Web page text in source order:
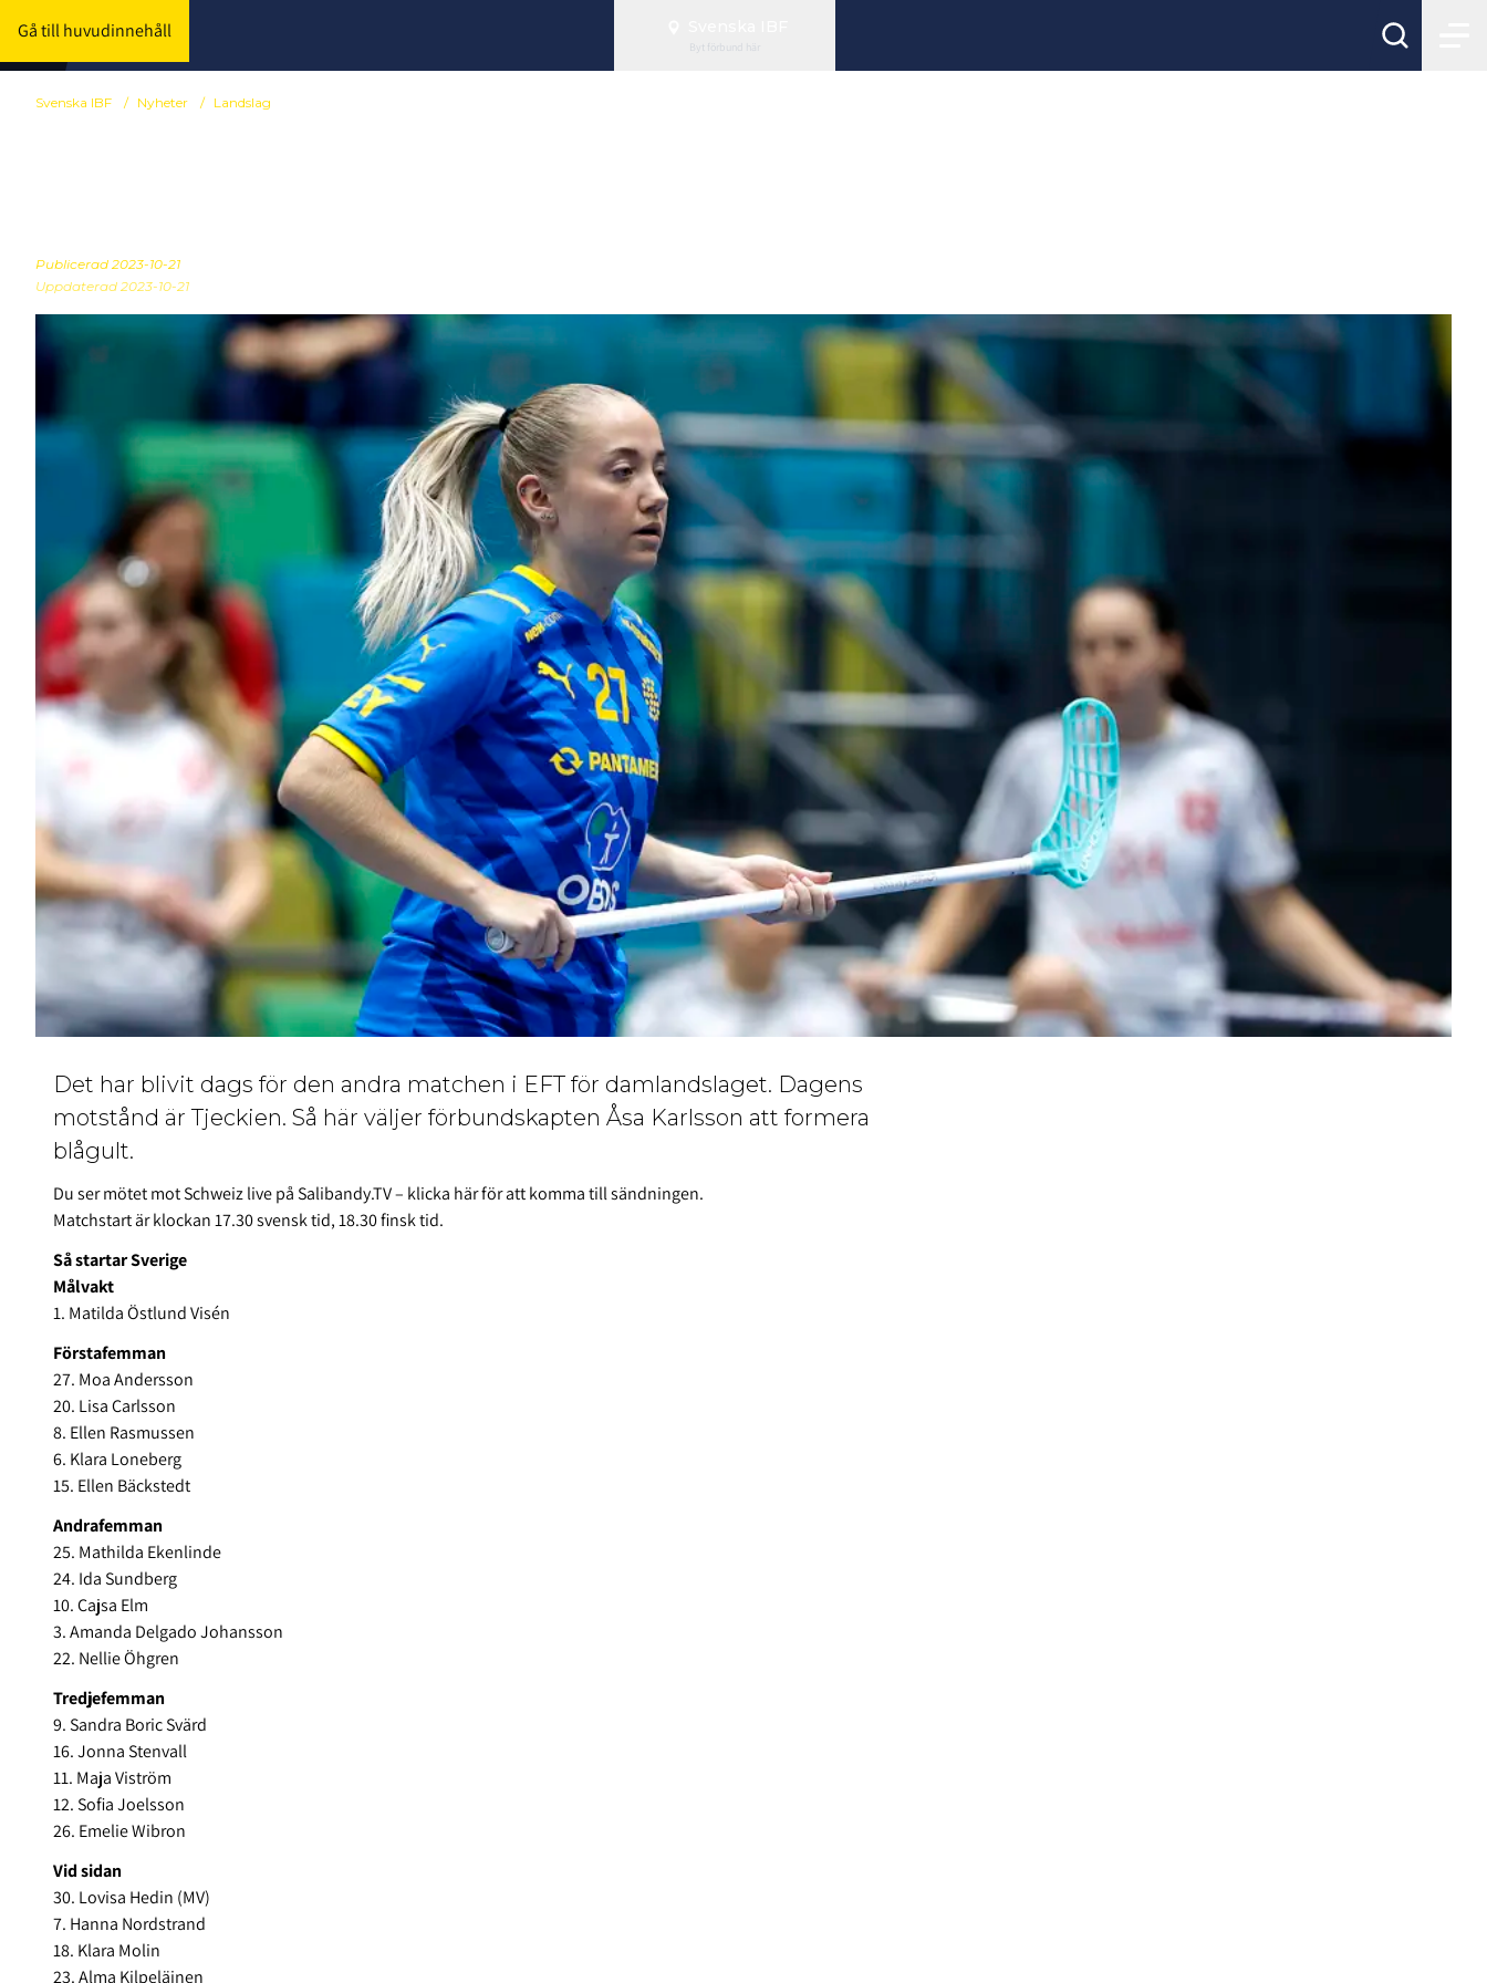
Gå till huvudinnehåll
Byt förbund här
Svenska IBF / Nyheter / Landslag
Publicerad 2023-10-21
Uppdaterad 2023-10-21
Det har blivit dags för den andra matchen i EFT för damlandslaget. Dagens
motstånd är Tjeckien. Så här väljer förbundskapten Åsa Karlsson att formera
blågult.
Du ser mötet mot Schweiz live på Salibandy.TV – klicka här för att komma till sändningen.
Matchstart är klockan 17.30 svensk tid, 18.30 finsk tid.
Så startar Sverige
Målvakt
1. Matilda Östlund Visén
Förstafemman
27. Moa Andersson
20. Lisa Carlsson
8. Ellen Rasmussen
6. Klara Loneberg
15. Ellen Bäckstedt
Andrafemman
25. Mathilda Ekenlinde
24. Ida Sundberg
10. Cajsa Elm
3. Amanda Delgado Johansson
22. Nellie Öhgren
Tredjefemman
9. Sandra Boric Svärd
16. Jonna Stenvall
11. Maja Viström
12. Sofia Joelsson
26. Emelie Wibron
Vid sidan
30. Lovisa Hedin (MV)
7. Hanna Nordstrand
18. Klara Molin
23. Alma Kilpeläinen